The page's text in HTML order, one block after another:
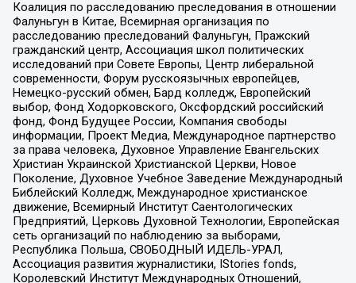
Коалиция по расследованию преследования в отношении
Фалуньгун в Китае, Всемирная организация по
расследованию преследований Фалуньгун, Пражский
гражданский центр, Ассоциация школ политических
исследований при Совете Европы, Центр либеральной
современности, Форум русскоязычных европейцев,
Немецко-русский обмен, Бард колледж, Европейский
выбор, Фонд Ходорковского, Оксфордский российский
фонд, Фонд Будущее России, Компания свободы
информации, Проект Медиа, Международное партнерство
за права человека, Духовное Управление Евангельских
Христиан Украинской Христианской Церкви, Новое
Поколение, Духовное Учебное Заведение Международный
Библейский Колледж, Международное христианское
движение, Всемирный Институт Саентологических
Предприятий, Церковь Духовной Технологии, Европейская
сеть организаций по наблюдению за выборами,
Республика Польша, СВОБОДНЫЙ ИДЕЛЬ-УРАЛ,
Ассоциация развития журналистики, IStories fonds,
Королевский Институт Международных Отношений,